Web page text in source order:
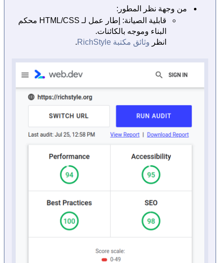
من وجهة نظر المطور:
قابلية الصيانة: إطار عمل لـ HTML/CSS محكم
البناء وموجه بالكائنات.
انظر وثائق مكتبة RichStyle .